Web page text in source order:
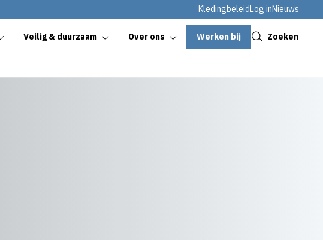
KledingbeleidLog inNieuws
Veilig & duurzaam Over ons Werken bij Zoeken
Sluiten